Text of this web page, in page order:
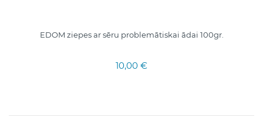
EDOM ziepes ar sēru problemātiskai ādai 100gr.
10,00 €